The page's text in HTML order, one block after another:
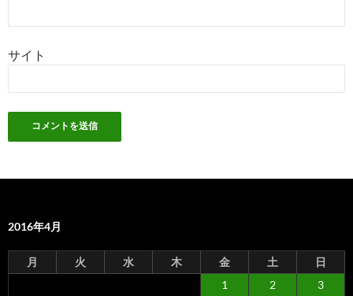
サイト
2016年4月
月 火 水 木 金 土
日
1
2
3